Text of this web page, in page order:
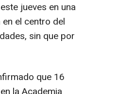
jueves en una
el centro del
sin que por
que 16